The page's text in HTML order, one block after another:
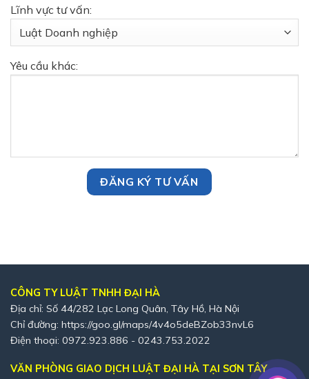
Lĩnh vực tư vấn:
Yêu cầu khác:
CÔNG TY LUẬT TNHH ĐẠI HÀ
Địa chỉ: Số 44/282 Lạc Long Quân, Tây Hồ, Hà Nội
Chỉ đường: https://goo.gl/maps/4v4o5deBZob33nvL6
Điện thoại: 0972.923.886 - 0243.753.2022
VĂN PHÒNG GIAO DỊCH LUẬT ĐẠI HÀ TẠI SƠN TÂY